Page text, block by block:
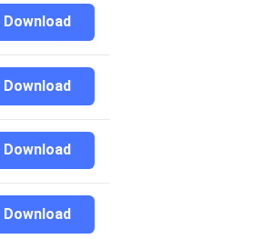
Download
Download
Download
Download